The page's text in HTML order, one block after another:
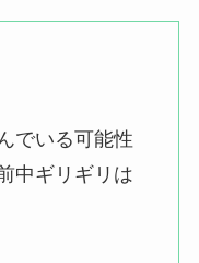
でいる可能性
中ギリギリは